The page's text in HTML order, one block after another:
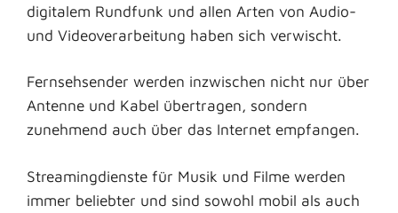
digitalem Rundfunk und allen Arten von Audio-
und Videoverarbeitung haben sich verwischt.
Fernsehsender werden inzwischen nicht nur über
Antenne und Kabel übertragen, sondern
zunehmend auch über das Internet empfangen.
Streamingdienste für Musik und Filme werden
immer beliebter und sind sowohl mobil als auch